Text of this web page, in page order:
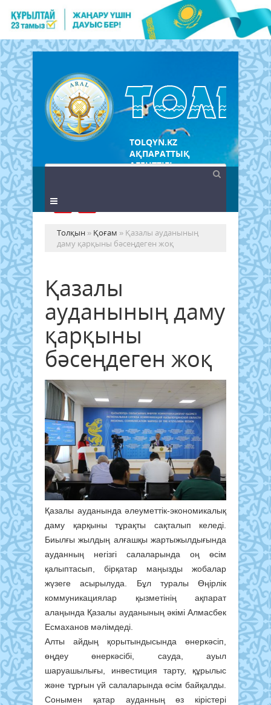
TOLQYN.KZ
АҚПАРАТТЫҚ
АГЕНТТІГІ
Толқын » Қоғам » Қазалы ауданының
даму қарқыны бәсеңдеген жоқ
Қазалы
ауданының даму
қарқыны
бәсеңдеген жоқ
Қазалы ауданында әлеуметтік-экономикалық
даму қарқыны тұрақты сақталып келеді.
Биылғы жылдың алғашқы жартыжылдығында
ауданның негізгі салаларында оң өсім
қалыптасып, бірқатар маңызды жобалар
жүзеге асырылуда. Бұл туралы Өңірлік
коммуникациялар қызметінің ақпарат
алаңында Қазалы ауданының әкімі Алмасбек
Есмаханов мәлімдеді.
Алты айдың қорытындысында өнеркәсіп,
өңдеу өнеркәсібі, сауда, ауыл
шаруашылығы, инвестиция тарту, құрылыс
және тұрғын үй салаларында өсім байқалды.
Сонымен қатар ауданның өз кірістері